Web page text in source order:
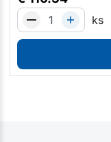
ks